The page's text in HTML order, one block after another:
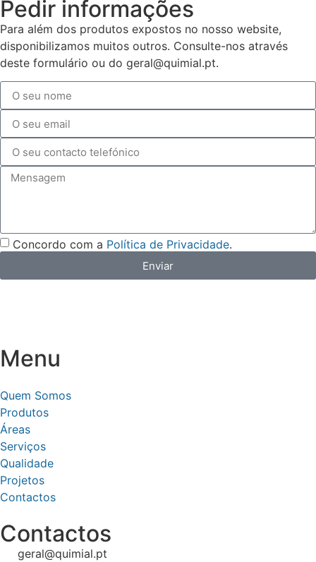
Pedir informações
Para além dos produtos expostos no nosso website,
disponibilizamos muitos outros. Consulte-nos através
deste formulário ou do geral@quimial.pt.
Concordo com a Política de Privacidade.
Enviar
Menu
Quem Somos
Produtos
Áreas
Serviços
Qualidade
Projetos
Contactos
Contactos
geral@quimial.pt